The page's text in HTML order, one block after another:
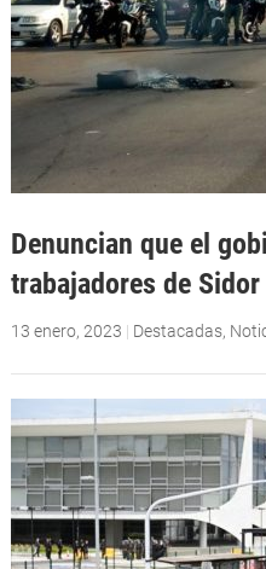
Denuncian que el
trabajadores de
13 enero, 2023 | Destacadas,